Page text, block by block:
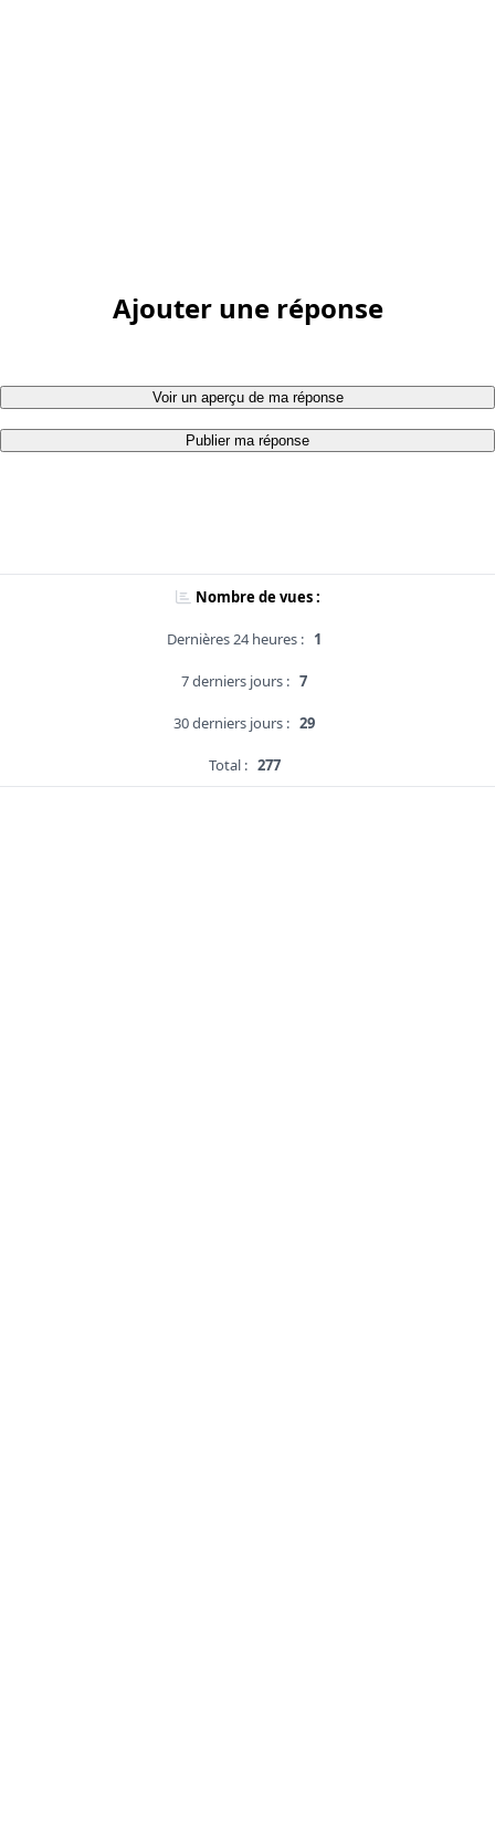
Ajouter une réponse
Voir un aperçu de ma réponse
Publier ma réponse
Nombre de vues :
Dernières 24 heures : 1
7 derniers jours : 7
30 derniers jours : 29
Total : 277